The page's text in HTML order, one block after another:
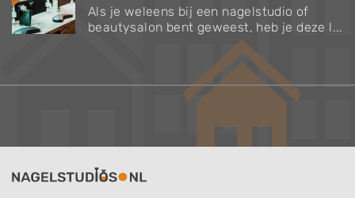
Als je weleens bij een nagelstudio of
beautysalon bent geweest, heb je deze l...